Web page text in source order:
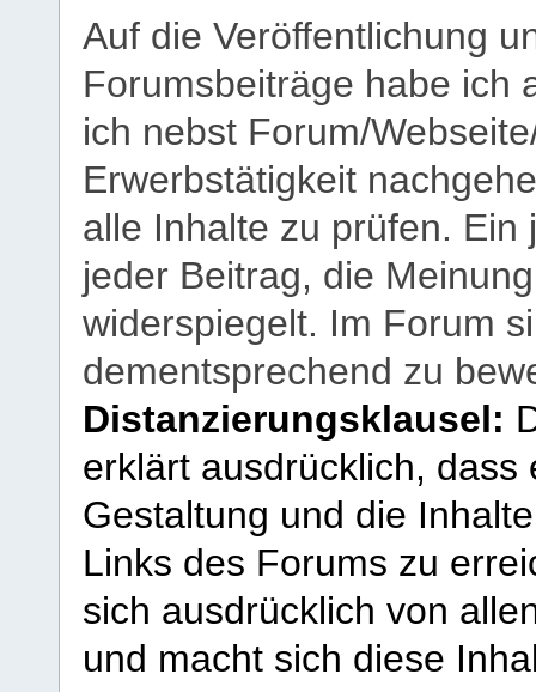
Auf die Veröffentlichung
Forumsbeiträge habe ich
ich nebst Forum/
Erwerbstätigkeit
alle Inhalte zu prüfen.
jeder Beitrag, die
widerspiegelt. Im Forum
dementsprechend zu
Distanzierungsklausel:
erklärt ausdrücklich,
Gestaltung und die
Links des Forums zu
sich ausdrücklich von
und macht sich diese